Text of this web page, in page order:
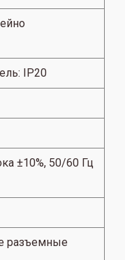
IP20
±10%, 50/60 Гц
разъемные